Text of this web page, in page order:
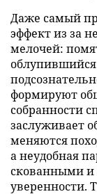
Даже самый
эффект из за
мелочей:
облупившийся
формируют
собранности
заслуживает
меняются
а неудобная
скованными
уверенности.